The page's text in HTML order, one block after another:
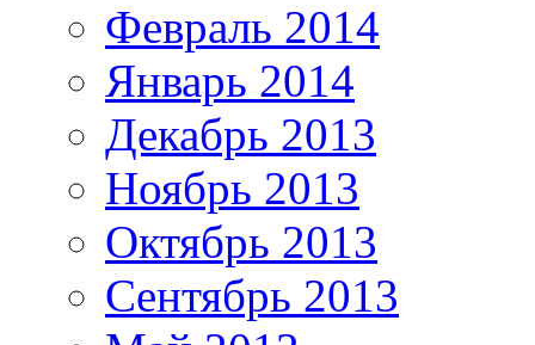
Февраль 2014
Январь 2014
Декабрь 2013
Ноябрь 2013
Октябрь 2013
Сентябрь 2013